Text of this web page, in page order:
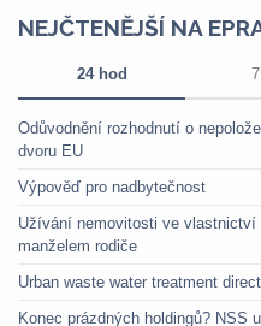
NEJČTENĚJŠÍ NA
24 hod
Odůvodnění rozhodnutí o
dvoru EU
Výpověď pro nadbytečnost
Užívání nemovitosti ve vlastnictví
manželem rodiče
Urban waste water treatment
Konec prázdných holdingů? NSS